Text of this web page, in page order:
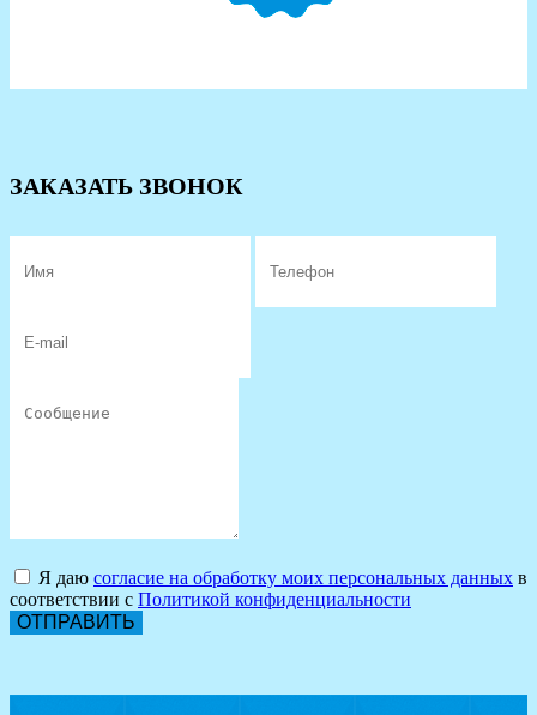
ЗАКАЗАТЬ ЗВОНОК
Я даю согласие на обработку моих персональных данных в
соответствии с Политикой конфиденциальности
ОТПРАВИТЬ